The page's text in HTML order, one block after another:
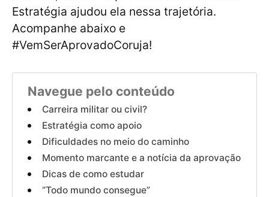
Estratégia ajudou ela nessa trajetória.
Acompanhe abaixo e
#VemSerAprovadoCoruja!
Navegue pelo conteúdo
Carreira militar ou civil?
Estratégia como apoio
Dificuldades no meio do caminho
Momento marcante e a notícia da aprovação
Dicas de como estudar
“Todo mundo consegue”